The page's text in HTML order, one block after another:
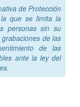
de Protección
que se limita la
personas sin su
de las
de las
ante la ley del